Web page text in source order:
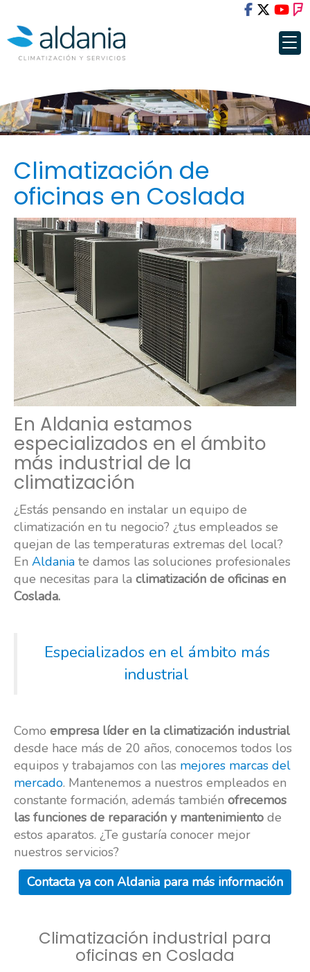
Climatización de
oficinas en Coslada
En Aldania estamos
especializados en el ámbito
más industrial de la
climatización
¿Estás pensando en instalar un equipo de
climatización en tu negocio? ¿tus empleados se
quejan de las temperaturas extremas del local?
En Aldania te damos las soluciones profesionales
que necesitas para la climatización de oficinas en
Coslada.
Especializados en el ámbito más
industrial
Como empresa líder en la climatización industrial
desde hace más de 20 años, conocemos todos los
equipos y trabajamos con las mejores marcas del
mercado. Mantenemos a nuestros empleados en
constante formación, además también ofrecemos
las funciones de reparación y mantenimiento de
estos aparatos. ¿Te gustaría conocer mejor
nuestros servicios?
Contacta ya con Aldania para más información
Climatización industrial para
oficinas en Coslada